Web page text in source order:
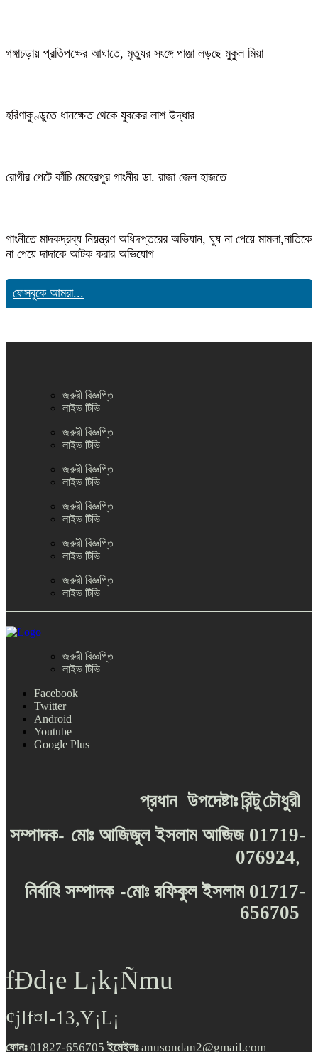
গঙ্গাচড়ায় প্রতিপক্ষের আঘাতে, মৃত্যুর সংঙ্গে পাঞ্জা লড়ছে মুকুল মিয়া
হরিণাকুণ্ডুতে ধানক্ষেত থেকে যুবকের লাশ উদ্ধার
রোগীর পেটে কাঁচি মেহেরপুর গাংনীর ডা. রাজা জেল হাজতে
গাংনীতে মাদকদ্রব্য নিয়ন্ত্রণ অধিদপ্তরের অভিযান, ঘুষ না পেয়ে মামলা,নাতিকে
না পেয়ে দাদাকে আটক করার অভিযোগ
ফেসবুকে আমরা...
জরুরী বিজ্ঞপ্তি
লাইভ টিভি
জরুরী বিজ্ঞপ্তি
লাইভ টিভি
জরুরী বিজ্ঞপ্তি
লাইভ টিভি
জরুরী বিজ্ঞপ্তি
লাইভ টিভি
জরুরী বিজ্ঞপ্তি
লাইভ টিভি
জরুরী বিজ্ঞপ্তি
লাইভ টিভি
জরুরী বিজ্ঞপ্তি
লাইভ টিভি
Facebook
Twitter
Android
Youtube
Google Plus
প্রধান উপদেষ্টাঃরিন্টুচৌধুরী
সম্পাদক- মোঃ আজিজুল ইসলাম আজিজ 01719-
076924,
নির্বাহি সম্পাদক -মোঃ রফিকুল ইসলাম 01717-
656705
fÐd¡e L¡k¡Ñmu
¢jlf¤l-13,Y¡L¡
ফোনঃ01827-656705ইমেইলঃanusondan2@gmail.com